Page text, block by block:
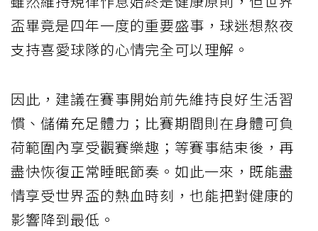
盃畢竟是四年一度的重要盛事，球迷想熬夜
支持喜愛球隊的心情完全可以理解。
因此，建議在賽事開始前先維持良好生活習
慣、儲備充足體力；比賽期間則在身體可負
荷範圍內享受觀賽樂趣；等賽事結束後，再
盡快恢復正常睡眠節奏。如此一來，既能盡
情享受世界盃的熱血時刻，也能把對健康的
影響降到最低。